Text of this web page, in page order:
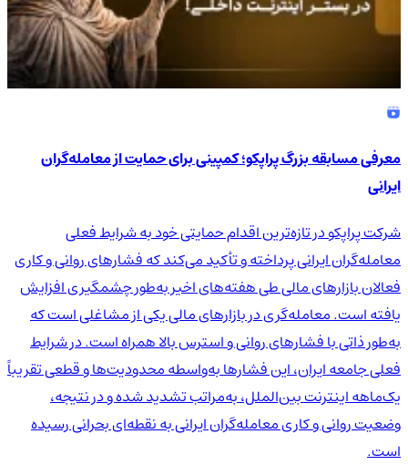
معرفی مسابقه بزرگ پراپکو؛ کمپینی برای حمایت از معامله‌گران
ایرانی
شرکت پراپکو در تازه‌ترین اقدام حمایتی خود به شرایط فعلی
معامله‌گران ایرانی پرداخته و تأکید می‌کند که فشارهای روانی و کاری
فعالان بازارهای مالی طی هفته‌های اخیر به‌طور چشمگیری افزایش
یافته است. معامله‌گری در بازارهای مالی یکی از مشاغلی است که
به‌طور ذاتی با فشارهای روانی و استرس بالا همراه است. در شرایط
فعلی جامعه ایران، این فشارها به‌واسطه محدودیت‌ها و قطعی تقریباً
یک‌ماهه اینترنت بین‌الملل، به‌مراتب تشدید شده و در نتیجه،
وضعیت روانی و کاری معامله‌گران ایرانی به نقطه‌ای بحرانی رسیده
است.